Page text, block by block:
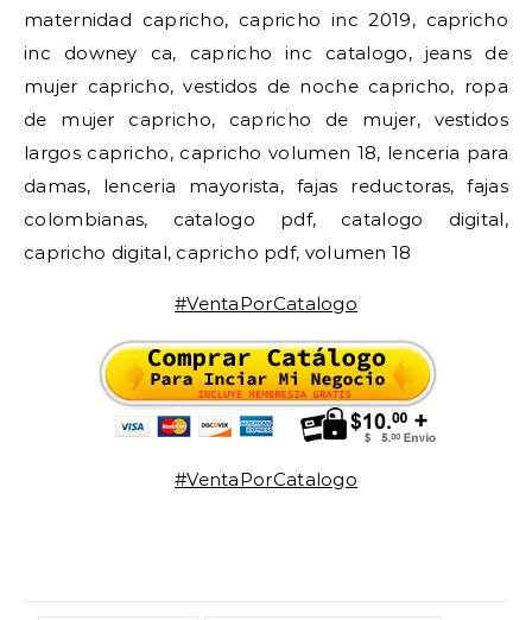
maternidad capricho, capricho inc 2019, capricho
inc downey ca, capricho inc catalogo, jeans de
mujer capricho, vestidos de noche capricho, ropa
de mujer capricho, capricho de mujer, vestidos
largos capricho, capricho volumen 18, lenceria para
damas, lenceria mayorista, fajas reductoras, fajas
colombianas, catalogo pdf, catalogo digital,
capricho digital, capricho pdf, volumen 18
#VentaPorCatalogo
#VentaPorCatalogo